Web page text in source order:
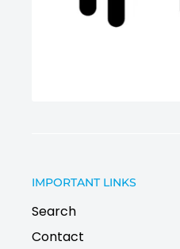
IMPORTANT LINKS
Search
Contact